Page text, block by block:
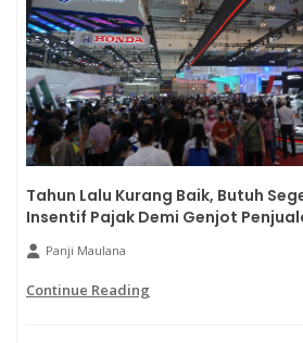
Tahun Lalu Kurang Baik, Butuh
Insentif Pajak Demi Genjot
Panji Maulana
Continue Reading